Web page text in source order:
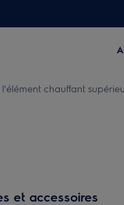
chauffant
et accessoires